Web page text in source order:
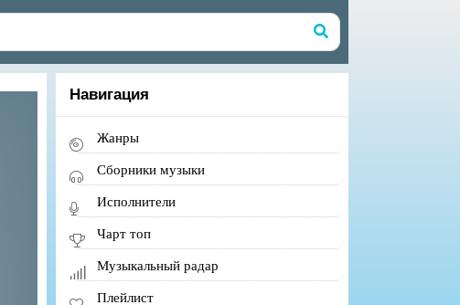
Навигация
Жанры
Сборники музыки
Исполнители
Чарт топ
Музыкальный радар
Плейлист